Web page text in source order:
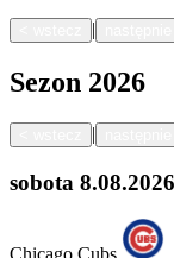
|
Sezon 2026
|
sobota 8.08.2026